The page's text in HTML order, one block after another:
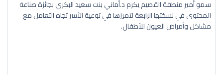
سمو أمير منطقة القصيم يكرم د.أماني بنت سعيد البكري بجائزة صناعة
المحتوى في نسختها الرابعة لتميزها في توعية الأسر تجاه التعامل مع
مشاكل وأمراض العيون للأطفال.